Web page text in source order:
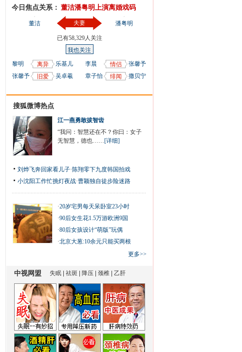
今日焦点关系： 董洁潘粤明上演离婚戏码
董洁 夫妻
已有58,329人关注
我也关注
潘粤明
黎明 离异
乐基儿
张馨予
旧爱 吴卓羲
李晨 情侣
张馨予
章子怡
绯闻 撒贝宁
搜狐微博热点
江一燕勇敢拔智齿
“我问：智慧还在不？你曰：女子
无智慧，德也……[详细]
刘烨飞奔回家看儿子·陈翔零下九度韩国拍戏
小沈阳工作忙挑灯夜战·曹颖独自徒步险迷路
·20岁宅男每天呆卧室23小时
·90后女生花1.5万游欧洲9国
·80后女孩设计“萌版”玩偶
·北京大葱:10余元只能买两根
更多>>